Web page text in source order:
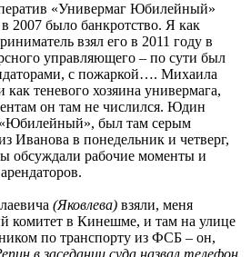
«Универмаг Юбилейный»
2007 было банкротство. Я как
взял его в 2011 году в
управляющего – по сути был
с пожаркой…. Михаила
теневого хозяина универмага,
он там не числился. Юдин
«Юбилейный», был там серым
Иванова в понедельник и четверг,
обсуждали рабочие моменты и
(Яковлева) взяли, меня
комитет в Кинешме, и там на улице
по транспорту из ФСБ – он,